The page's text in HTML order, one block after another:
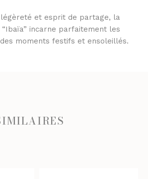
et esprit de partage, la
incarne parfaitement les
moments festifs et ensoleillés.